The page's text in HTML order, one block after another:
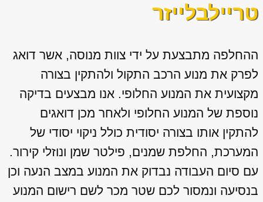
טריילבלייזר
ההחלפה מתבצעת על ידי צוות מנוסה, אשר דואג
לפרק את מנוע הרכב התקול ולהתקין בצורה
מקצועית את המנוע החלופי. אנו מבצעים בדיקה
נוספת של המנוע החלופי ולאחר מכן דואגים
להתקין אותו בצורה יסודית כולל ניקוי יסודי של
המערכת, החלפת שמנים, פילטר שמן ונוזלי קירור.
עם סיום העבודה נבדוק את המנוע במצב הנעה וכן
בנסיעה ונמסור לכם שטר מכר לשם רישום המנוע